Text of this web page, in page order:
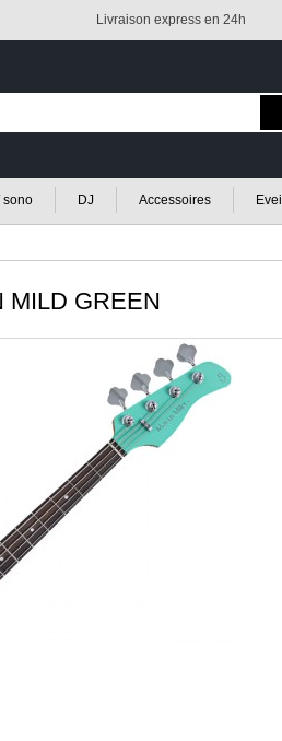
Livraison express en 24h
sono DJ Accessoires Eveil
GREEN